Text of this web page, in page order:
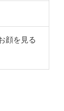
顔を見る